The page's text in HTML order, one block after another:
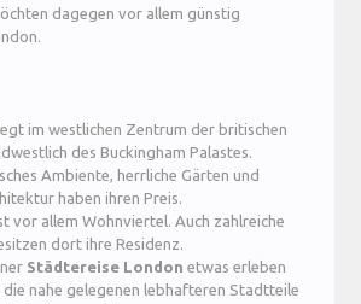
dagegen vor allem günstig
im westlichen Zentrum der britischen
des Buckingham Palastes.
Ambiente, herrliche Gärten und
haben ihren Preis.
vor allem Wohnviertel. Auch zahlreiche
dort ihre Residenz.
Städtereise London etwas erleben
nahe gelegenen lebhafteren Stadtteile